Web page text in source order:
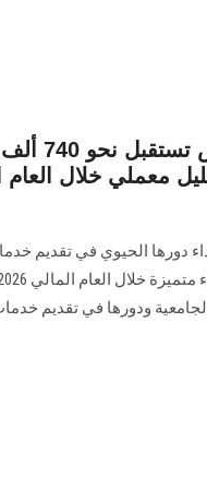
مستشفيات
7.4 مليون تحليل معملي خلال
الحيوي في تقديم
ودورها في تقديم